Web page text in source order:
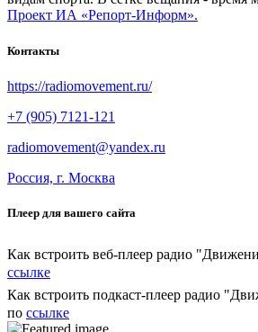
Проект ИА «Репорт-Информ».
Контакты
https://radiomovement.ru/
+7 (905) 7121-121
radiomovement@yandex.ru
Россия, г. Москва
Плеер для вашего сайта
Как встроить веб-плеер радио
ссылке
Как встроить подкаст-плеер радио
по ссылке